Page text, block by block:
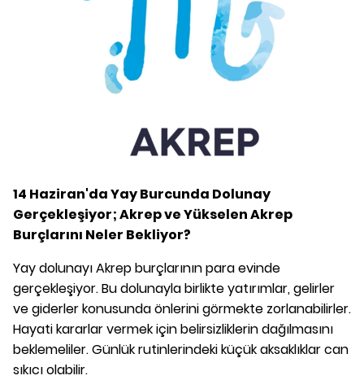
14 Haziran'da Yay Burcunda Dolunay
Gerçekleşiyor; Akrep ve Yükselen Akrep
Burçlarını Neler Bekliyor?
Yay dolunayı Akrep burçlarının para evinde
gerçekleşiyor. Bu dolunayla birlikte yatırımlar, gelirler
ve giderler konusunda önlerini görmekte zorlanabilirler.
Hayati kararlar vermek için belirsizliklerin dağılmasını
beklemeliler. Günlük rutinlerindeki küçük aksaklıklar can
sıkıcı olabilir.